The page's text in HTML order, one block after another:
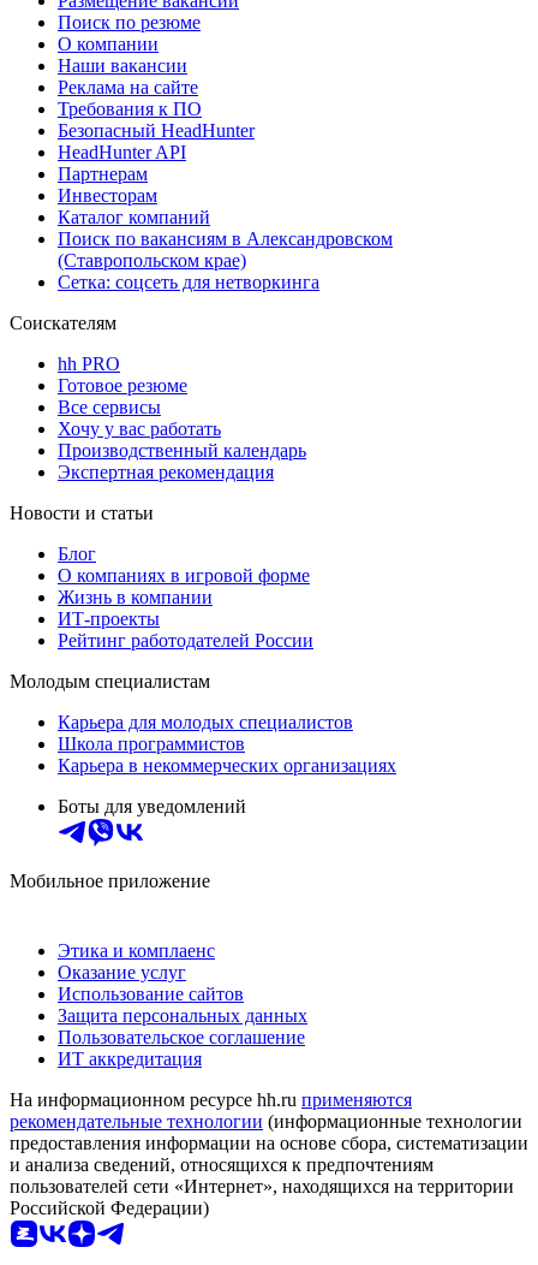
Поиск по резюме
О компании
Наши вакансии
Реклама на сайте
Требования к ПО
Безопасный HeadHunter
HeadHunter API
Партнерам
Инвесторам
Каталог компаний
Поиск по вакансиям в Александровском
(Ставропольском крае)
Сетка: соцсеть для нетворкинга
Соискателям
hh PRO
Готовое резюме
Все сервисы
Хочу у вас работать
Производственный календарь
Экспертная рекомендация
Новости и статьи
Блог
О компаниях в игровой форме
Жизнь в компании
ИТ-проекты
Рейтинг работодателей России
Молодым специалистам
Карьера для молодых специалистов
Школа программистов
Карьера в некоммерческих организациях
Боты для уведомлений
Мобильное приложение
Этика и комплаенс
Оказание услуг
Использование сайтов
Защита персональных данных
Пользовательское соглашение
ИТ аккредитация
На информационном ресурсе hh.ru применяются
рекомендательные технологии (информационные технологии
предоставления информации на основе сбора, систематизации
и анализа сведений, относящихся к предпочтениям
пользователей сети «Интернет», находящихся на территории
Российской Федерации)